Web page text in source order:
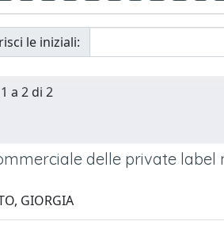
le iniziali:
a 2 di 2
delle private
GIORGIA